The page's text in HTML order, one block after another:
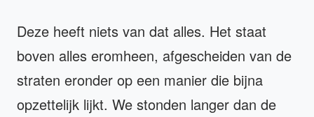
Deze heeft niets van dat alles. Het staat
boven alles eromheen, afgescheiden van de
straten eronder op een manier die bijna
opzettelijk lijkt. We stonden langer dan de